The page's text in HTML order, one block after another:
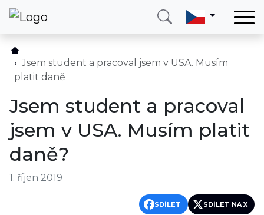
Služby
Země
O nás
Blog
Kontakt
Jsem student a pracoval jsem v USA. Musím
platit daně
Jsem student a pracoval
jsem v USA. Musím platit
daně?
1. říjen 2019
SDÍLET SDÍLET NA X